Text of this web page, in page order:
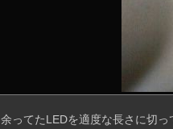
余ってたLEDを適度な長さに切